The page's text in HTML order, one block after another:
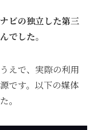
ビの独立した第三
でした。
えで、実際の利用
です。以下の媒体
。